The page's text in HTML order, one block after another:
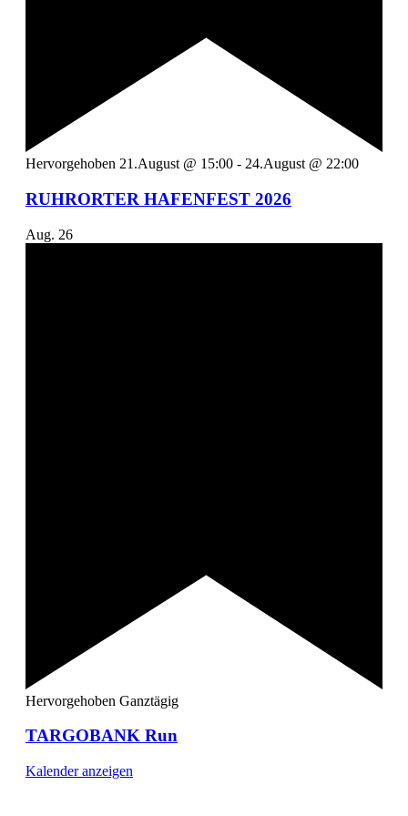
Hervorgehoben 21.August @ 15:00 - 24.August @ 22:00
RUHRORTER HAFENFEST 2026
Aug. 26
Hervorgehoben Ganztägig
TARGOBANK Run
Kalender anzeigen